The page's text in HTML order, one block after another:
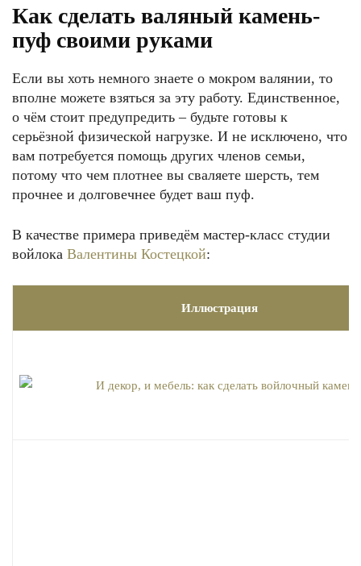
Как сделать валяный камень-
пуф своими руками
Если вы хоть немного знаете о мокром валянии, то
вполне можете взяться за эту работу. Единственное,
о чём стоит предупредить – будьте готовы к
серьёзной физической нагрузке. И не исключено, что
вам потребуется помощь других членов семьи,
потому что чем плотнее вы сваляете шерсть, тем
прочнее и долговечнее будет ваш пуф.
В качестве примера приведём мастер-класс студии
войлока Валентины Костецкой:
Иллюстрация